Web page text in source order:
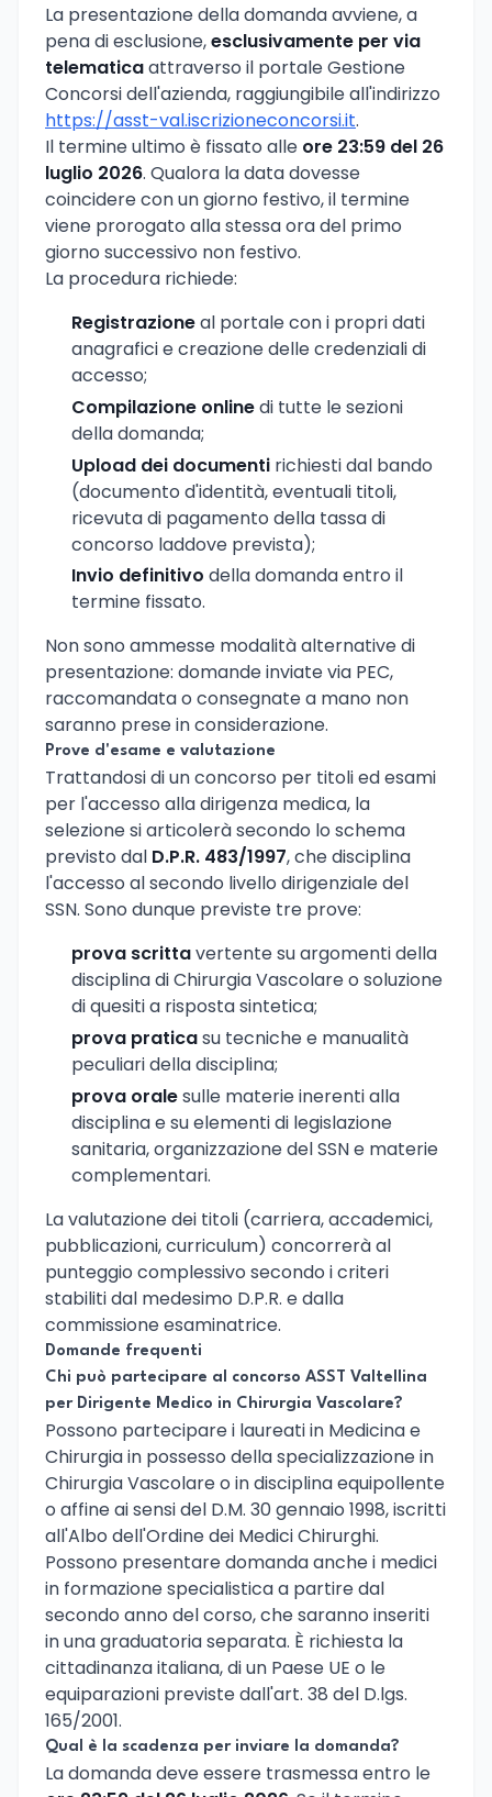
La presentazione della domanda avviene, a
pena di esclusione,esclusivamente per via
telematicaattraverso il portale Gestione
Concorsi dell'azienda, raggiungibile all'indirizzo
https://asst-val.iscrizioneconcorsi.it.
Il termine ultimo è fissato alle ore 23:59 del 26
luglio 2026. Qualora la data dovesse
coincidere con un giorno festivo, il termine
viene prorogato alla stessa ora del primo
giorno successivo non festivo.
La procedura richiede:
Registrazioneal portale con i propri dati
anagrafici e creazione delle credenziali di
accesso;
Compilazione onlinedi tutte le sezioni
della domanda;
Upload dei documenti richiesti dal bando
(documento d'identità, eventuali titoli,
ricevuta di pagamento della tassa di
concorso laddove prevista);
Invio definitivo della domanda entro il
termine fissato.
Non sono ammesse modalità alternative di
presentazione: domande inviate via PEC,
raccomandata o consegnate a mano non
saranno prese in considerazione.
Prove d'esame e valutazione
Trattandosi di un concorso per titoli ed esami
per l'accesso alla dirigenza medica, la
selezione si articolerà secondo lo schema
previsto dal D.P.R. 483/1997, che disciplina
l'accesso al secondo livello dirigenziale del
SSN. Sono dunque previste tre prove:
prova scrittavertente su argomenti della
disciplina di Chirurgia Vascolare o soluzione
di quesiti a risposta sintetica;
prova praticasu tecniche e manualità
peculiari della disciplina;
prova oralesulle materie inerenti alla
disciplina e su elementi di legislazione
sanitaria, organizzazione del SSN e materie
complementari.
La valutazione dei titoli (carriera, accademici,
pubblicazioni, curriculum) concorrerà al
punteggio complessivo secondo i criteri
stabiliti dal medesimo D.P.R. e dalla
commissione esaminatrice.
Domande frequenti
Chi può partecipare al concorso ASST Valtellina
per Dirigente Medico in Chirurgia Vascolare?
Possono partecipare i laureati in Medicina e
Chirurgia in possesso della specializzazione in
Chirurgia Vascolare o in disciplina equipollente
o affine ai sensi del D.M. 30 gennaio 1998, iscritti
all'Albo dell'Ordine dei Medici Chirurghi.
Possono presentare domanda anche i medici
in formazione specialistica a partire dal
secondo anno del corso, che saranno inseriti
in una graduatoria separata. È richiesta la
cittadinanza italiana, di un Paese UE o le
equiparazioni previste dall'art. 38 del D.lgs.
165/2001.
Qual è la scadenza per inviare la domanda?
La domanda deve essere trasmessa entro le